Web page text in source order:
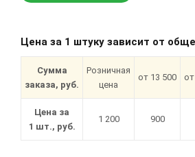
Цена за 1 штуку зависит от
Сумма
заказа, руб.
Розничная
цена
от 13 500
Цена за
1 шт., руб.
1 200 900